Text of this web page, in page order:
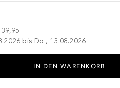
bis Do., 13.08.2026
IN DEN WARENKORB